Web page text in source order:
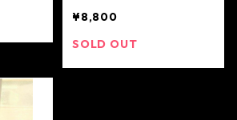
月13日(土) 11時〜14時
¥8,800
SOLD OUT